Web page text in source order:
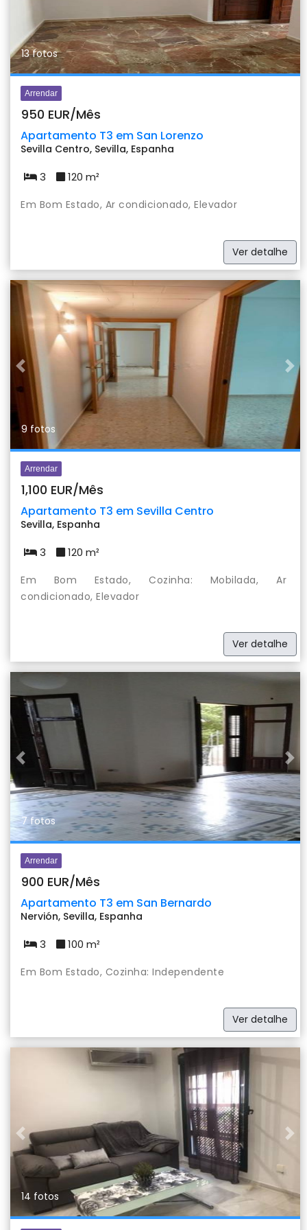
13 fotos
Arrendar
950 EUR/Mês
Apartamento T3 em San Lorenzo
Sevilla Centro, Sevilla, Espanha
3 120 m²
Em Bom Estado, Ar condicionado, Elevador
Ver detalhe
Previous
9 fotos
Arrendar
1,100 EUR/Mês
Apartamento T3 em Sevilla Centro
Sevilla, Espanha
3 120 m²
Em Bom Estado, Cozinha: Mobilada, Ar
condicionado, Elevador
Ver detalhe
Previous
7 fotos
Arrendar
900 EUR/Mês
Apartamento T3 em San Bernardo
Nervión, Sevilla, Espanha
3 100 m²
Em Bom Estado, Cozinha: Independente
Ver detalhe
Previous
14 fotos